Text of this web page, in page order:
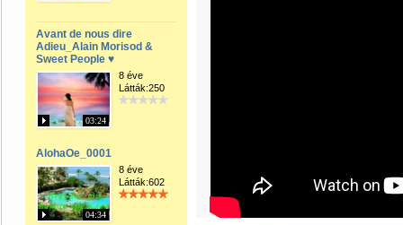
Avant de nous dire
Adieu_Alain Morisod &
Sweet People ♥
03:24
8 éve
Látták:250
AlohaOe_0001
04:34
8 éve
Látták:602